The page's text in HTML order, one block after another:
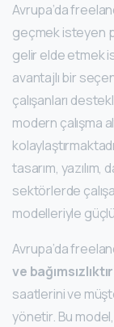
Avrupa’da
geçmek isteyen
gelir elde etmek
avantajlı bir
çalışanları
modern çalışma
tasarım, yazılım,
sektörlerde
modelleriyle
Avrupa’da
ve bağımsızlıktır
saatlerini ve
yönetir. Bu